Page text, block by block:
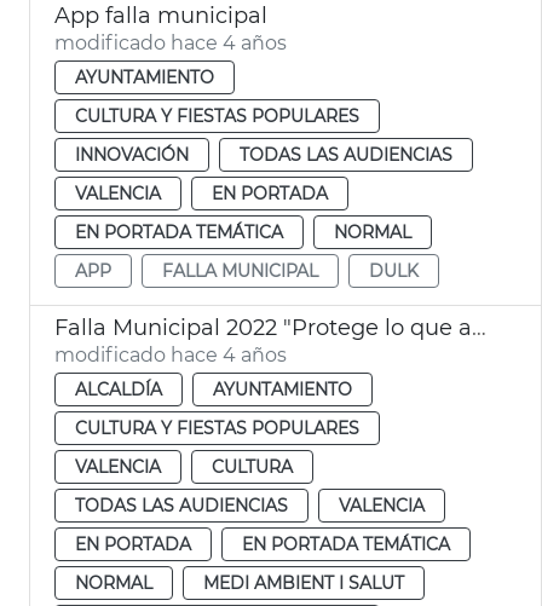
App falla municipal
modificado hace 4 años
AYUNTAMIENTO
CULTURA Y FIESTAS POPULARES
INNOVACIÓN
TODAS LAS AUDIENCIAS
VALENCIA
EN PORTADA
EN PORTADA TEMÁTICA
NORMAL
APP
FALLA MUNICIPAL DULK
Falla Municipal 2022 "Protege lo que amas"
modificado hace 4 años
ALCALDÍA
AYUNTAMIENTO
CULTURA Y FIESTAS POPULARES
VALENCIA
CULTURA
TODAS LAS AUDIENCIAS
VALENCIA
EN PORTADA
EN PORTADA TEMÁTICA
NORMAL
MEDI AMBIENT I SALUT